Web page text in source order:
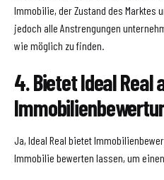
Immobilie, der Zustand des Marktes
jedoch alle Anstrengungen
wie möglich zu finden.
4. Bietet Ideal Real
Ja, Ideal Real bietet
Immobilie bewerten lassen, um